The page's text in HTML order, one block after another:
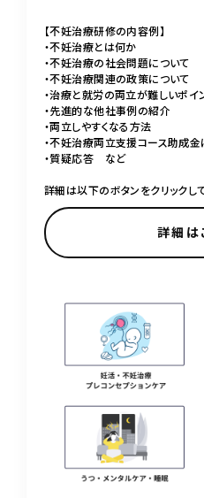
【不妊治療研修の内容例】
・不妊治療とは何か
・不妊治療の社会問題について
・不妊治療関連の政策について
・治療と就労の両立が難しいポイ
・先進的な他社事例の紹介
・両立しやすくなる方法
・不妊治療両立支援コース助成金
・質疑応答 など
詳細は以下のボタンをクリックして
詳細は